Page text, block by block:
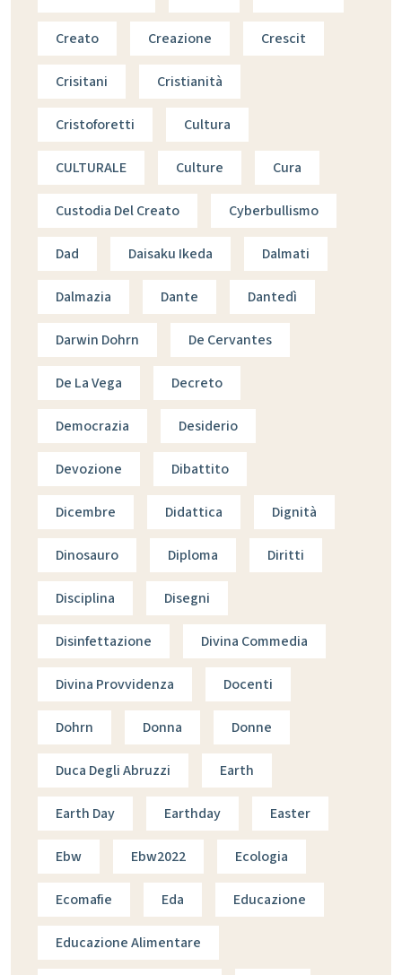
Creato Creazione Crescit
Crisitani Cristianità
Cristoforetti Cultura
CULTURALE Culture Cura
Custodia Del Creato Cyberbullismo
Dad Daisaku Ikeda Dalmati
Dalmazia Dante Dantedì
Darwin Dohrn De Cervantes
De La Vega Decreto
Democrazia Desiderio
Devozione Dibattito
Dicembre Didattica Dignità
Dinosauro Diploma Diritti
Disciplina Disegni
Disinfettazione Divina Commedia
Divina Provvidenza Docenti
Dohrn Donna Donne
Duca Degli Abruzzi Earth
Earth Day Earthday Easter
Ebw Ebw2022 Ecologia
Ecomafie Eda Educazione
Educazione Alimentare